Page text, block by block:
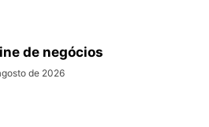
de negócios
de 2026